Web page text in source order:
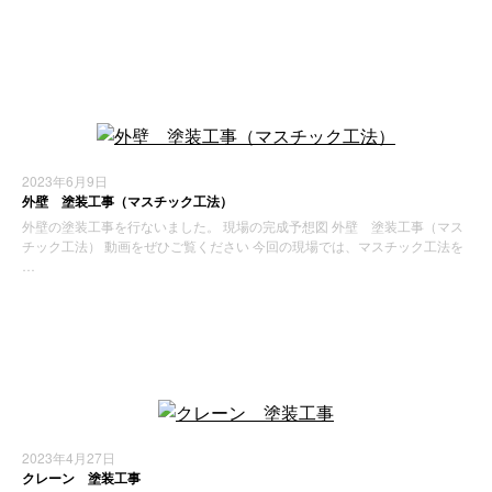
2023年6月9日
外壁 塗装工事（マスチック工法）
外壁の塗装工事を行ないました。 現場の完成予想図 外壁 塗装工事（マス
チック工法） 動画をぜひご覧ください 今回の現場では、マスチック工法を
2023年4月27日
クレーン 塗装工事